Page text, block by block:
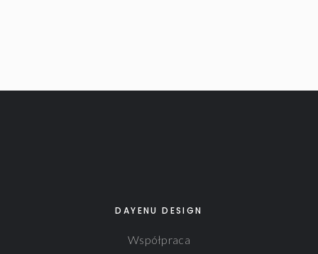
DAYENU DESIGN
Współpraca